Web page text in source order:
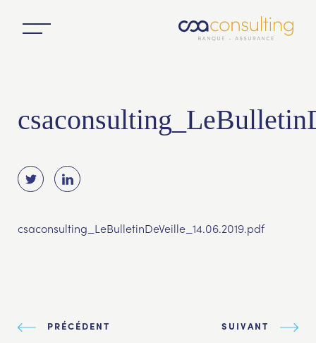
csaconsulting_LeBulletinDeVeille_14.06.2019.pdf
PRÉCÉDENT SUIVANT